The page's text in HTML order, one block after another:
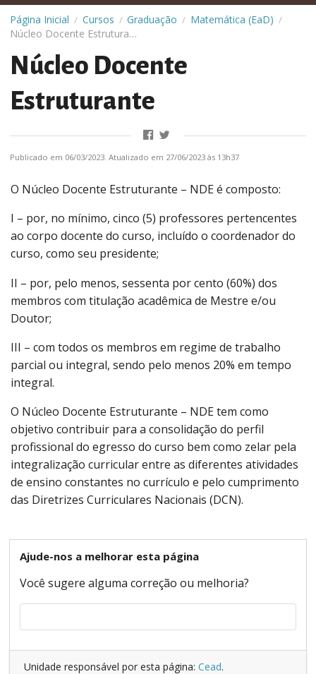
Página Inicial / Cursos / Graduação / Matemática (EaD) /
Núcleo Docente Estruturante
Núcleo Docente
Estruturante
Publicado em 06/03/2023. Atualizado em 27/06/2023 às 13h37
O Núcleo Docente Estruturante – NDE é composto:
I – por, no mínimo, cinco (5) professores pertencentes
ao corpo docente do curso, incluído o coordenador do
curso, como seu presidente;
II – por, pelo menos, sessenta por cento (60%) dos
membros com titulação acadêmica de Mestre e/ou
Doutor;
III – com todos os membros em regime de trabalho
parcial ou integral, sendo pelo menos 20% em tempo
integral.
O Núcleo Docente Estruturante – NDE tem como
objetivo contribuir para a consolidação do perfil
profissional do egresso do curso bem como zelar pela
integralização curricular entre as diferentes atividades
de ensino constantes no currículo e pelo cumprimento
das Diretrizes Curriculares Nacionais (DCN).
Ajude-nos a melhorar esta página
Você sugere alguma correção ou melhoria?
Unidade responsável por esta página: Cead.